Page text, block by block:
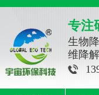
专注
生物
维降